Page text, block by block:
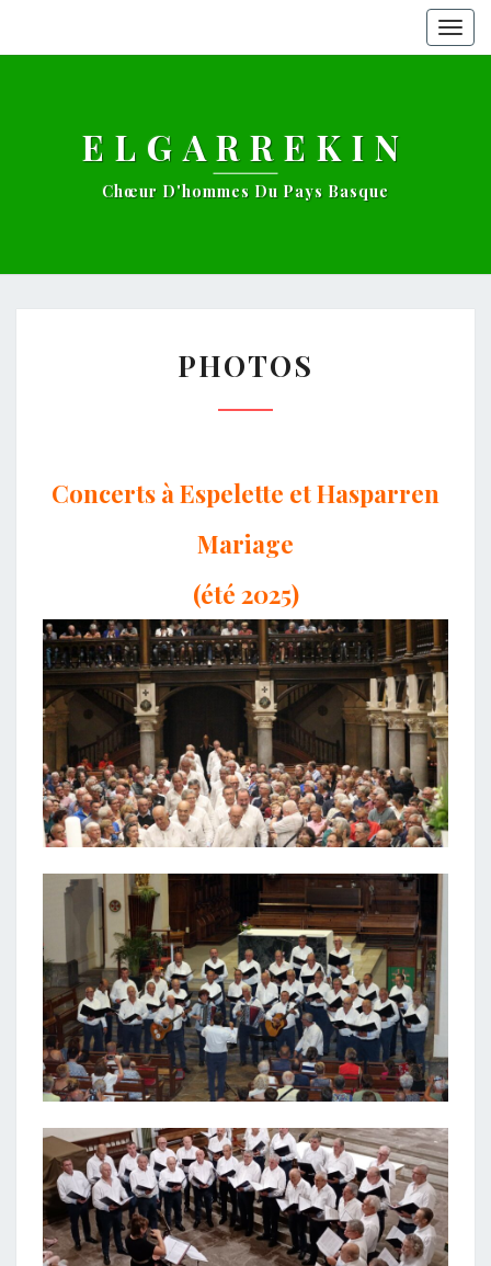
ELGARREKIN
Chœur D'hommes Du Pays Basque
PHOTOS
Concerts à Espelette et Hasparren
Mariage
(été 2025)